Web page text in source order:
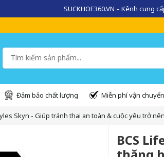
SUCKHOE360.VN – Kênh cung
Đảm bảo chất lượng Miễn phí vận chuyển
Skyn - Giúp tránh thai an toàn & cuộc yêu trở
BCS